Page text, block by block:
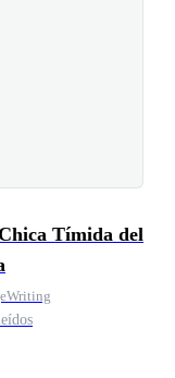
Tímida del